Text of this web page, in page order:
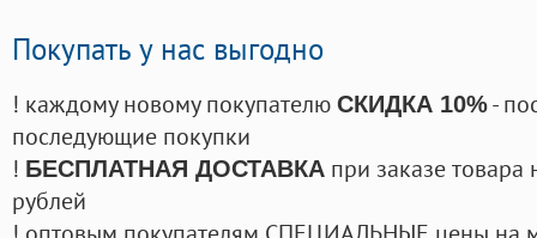
Покупать у нас выгодно
! каждому новому покупателю СКИДКА 10%-
последующие покупки
! БЕСПЛАТНАЯ ДОСТАВКА при заказе
рублей